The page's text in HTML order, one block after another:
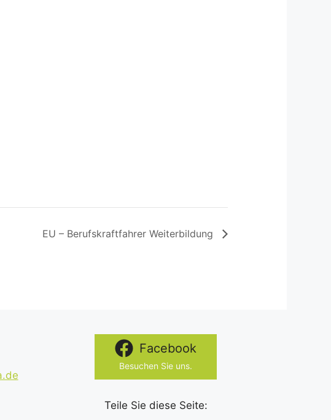
EU – Berufskraftfahrer Weiterbildung
Facebook
Besuchen Sie uns.
Teile Sie diese Seite: